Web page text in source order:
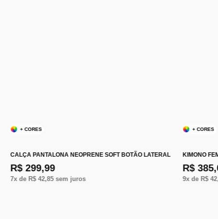
+ CORES
CALÇA PANTALONA NEOPRENE SOFT BOTÃO LATERAL
R$ 299,99
7x de R$ 42,85sem juros
+ CORES
KIMONO
R$
9x de R$